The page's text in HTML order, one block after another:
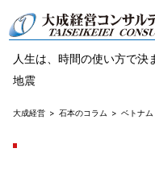
人生は、時間の使い方で決
地震
大成経営 石本のコラム ベトナム